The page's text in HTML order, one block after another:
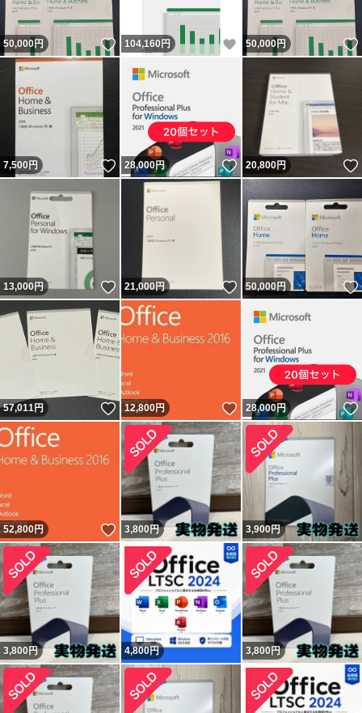
50,000円 いいね！
104,160 円 いいね！
50,000円
7,500円 いいね！
28,000円 いいね！
20,800円
13,000円 いいね！
21,000円 いいね！
50,000円
57,011円 いいね！
12,800円 いいね！
28,000円
52,800円 いいね！
3,800円 3,900円
3,800円 4,800円 3,800円